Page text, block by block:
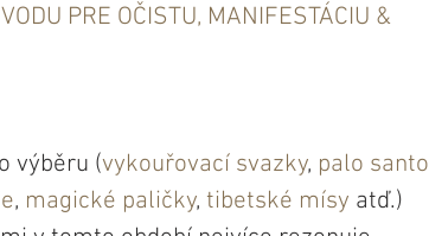
PRE OČISTU, MANIFESTÁCIU &
výběru (vykouřovací svazky, palo santo
, magické paličky, tibetské mísy atď.)